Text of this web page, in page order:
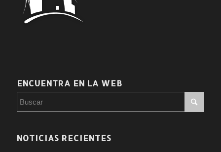
ENCUENTRA EN LA WEB
NOTICIAS RECIENTES